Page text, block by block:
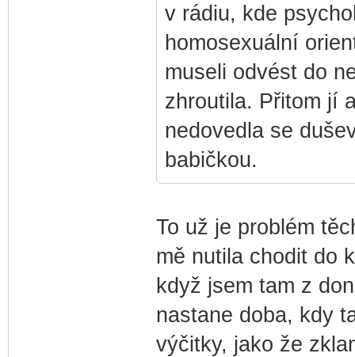
v rádiu, kde
homosexuální
museli odvést do
zhroutila. Přitom jí
nedovedla se
babičkou.
To už je problém
mě nutila chodit do
když jsem tam z
nastane doba, kdy
výčitky, jako že